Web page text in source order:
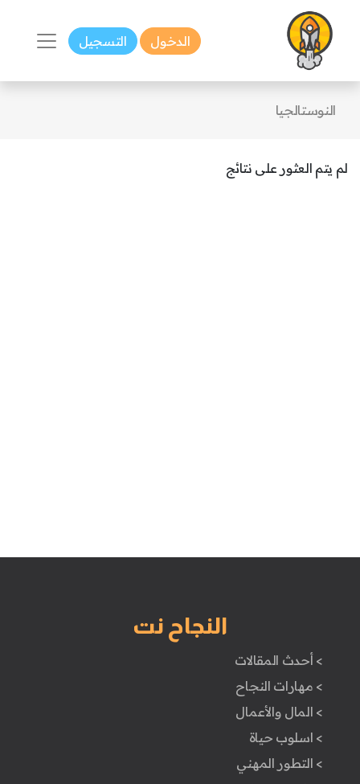
الدخول التسجيل
النوستالجيا
لم يتم العثور على نتائج
النجاح نت
> أحدث المقالات
> مهارات النجاح
> المال والأعمال
> اسلوب حياة
> التطور المهني